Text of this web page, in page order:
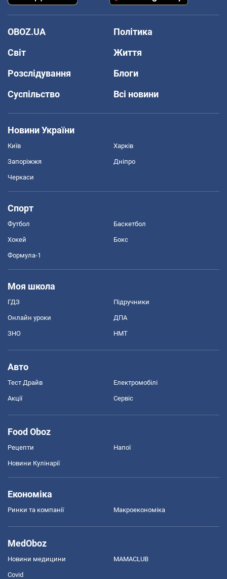
OBOZ.UA
Політика
Світ
Життя
Розслідування
Блоги
Суспільство
Всі новини
Новини України
Київ Харків
Запоріжжя Дніпро
Черкаси
Спорт
Футбол Баскетбол
Хокей Бокс
Формула-1
Моя школа
ГДЗ Підручники
Онлайн уроки ДПА
ЗНО НМТ
Авто
Тест Драйв Електромобілі
Акції Сервіс
Food Oboz
Рецепти Напої
Новини Кулінарії
Економіка
Ринки та компанії Макроекономіка
MedOboz
Новини медицини MAMACLUB
Covid